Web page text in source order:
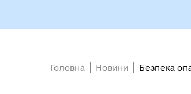
Головна Новини Безпека